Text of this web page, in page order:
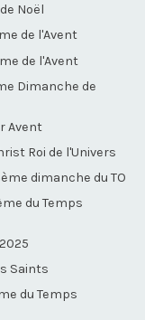
Noël
de l'Avent
de l'Avent
Dimanche de
Avent
Roi de l'Univers
dimanche du TO
du Temps
Saints
du Temps